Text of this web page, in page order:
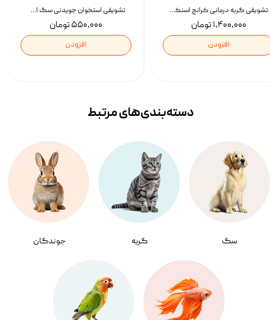
تشویقی استخوان جویدنی سگ اسنکی کرانچی با طعم مرغ Snacky Crunchy Munchy وزن 100 گرم
۵۵۰,۰۰۰ تومان
افزودن
تشویقی گربه درمانی کرانچ اسنکی با طعم میکس Snacky Crunch Cat Treats وزن 60 گرم بسته 4 عددی
۱,۴۰۰,۰۰۰ تومان
افزودن
سگ گربه جوندگان
دسته‌بندی‌‌های مرتبط